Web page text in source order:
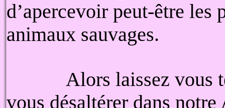
d’apercevoir peut-être
animaux sauvages.
Alors laissez vous
vous désaltérer dans